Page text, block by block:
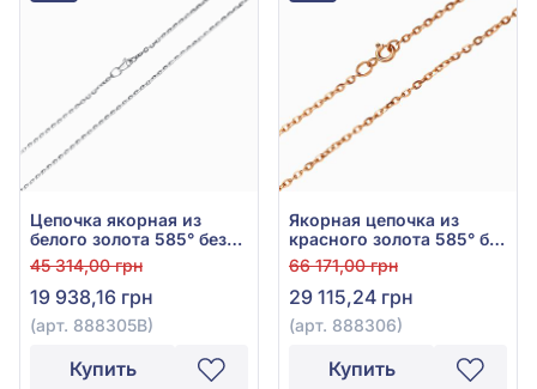
Цепочка якорная из
белого золота 585° без
вставки, арт. 888305В
45 314,00 грн
19 938,16 грн
(арт. 888305В)
Купить
Якорная цепочка из
красного золота 585° без
вставки, арт. 888306
66 171,00 грн
29 115,24 грн
(арт. 888306)
Купить